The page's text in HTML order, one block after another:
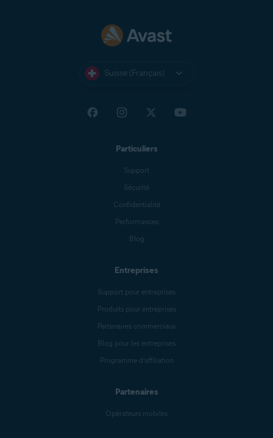
Suisse (Français)
Particuliers
Support
Sécurité
Confidentialité
Performances
Blog
Entreprises
Support pour entreprises
Produits pour entreprises
Partenaires commerciaux
Blog pour les entreprises
Programme d’affiliation
Partenaires
Opérateurs mobiles